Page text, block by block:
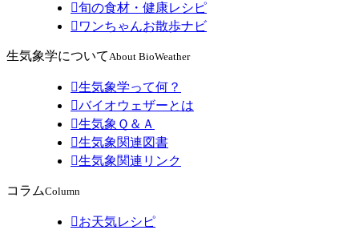
旬の食材・健康レシピ
 ワンちゃんお散歩ナビ
生気象学についてAbout BioWeather
生気象学って何？
バイオウェザーとは
生気象Ｑ＆Ａ
生気象関連図書
生気象関連リンク
コラムColumn
お天気レシピ